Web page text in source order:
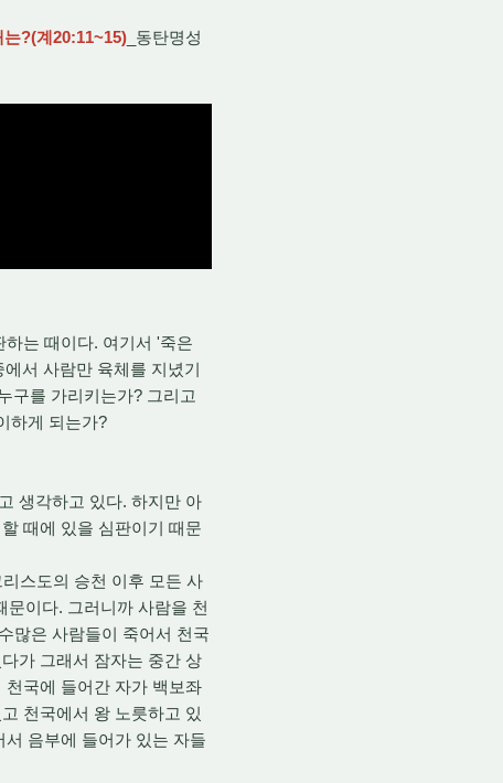
?(계20:11~15) _동탄명성
는 때이다. 여기서 '죽은
서 사람만 육체를 지녔기
구를 가리키는가? 그리고
하게 되는가?
생각하고 있다. 하지만 아
때에 있을 심판이기 때문
스도의 승천 이후 모든 사
이다. 그러니까 사람을 천
많은 사람들이 죽어서 천국
가 그래서 잠자는 중간 상
국에 들어간 자가 백보좌
천국에서 왕 노릇하고 있
음부에 들어가 있는 자들